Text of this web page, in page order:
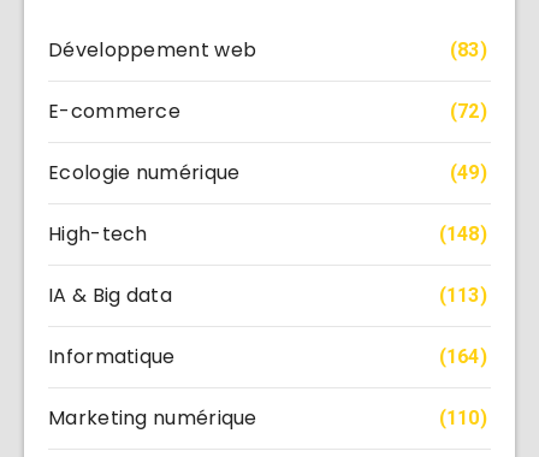
Développement web (83)
E-commerce (72)
Ecologie numérique (49)
High-tech (148)
IA & Big data (113)
Informatique (164)
Marketing numérique (110)